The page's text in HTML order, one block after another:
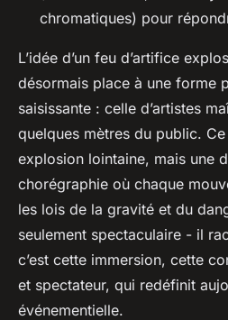
chromatiques) pour
L’idée d’un feu d’artifice
désormais place à une forme
saisissante : celle d’artistes
quelques mètres du public. Ce
explosion lointaine, mais une
chorégraphie où chaque
les lois de la gravité et du
seulement spectaculaire - il
c’est cette immersion, cette
et spectateur, qui redéfinit
événementielle.